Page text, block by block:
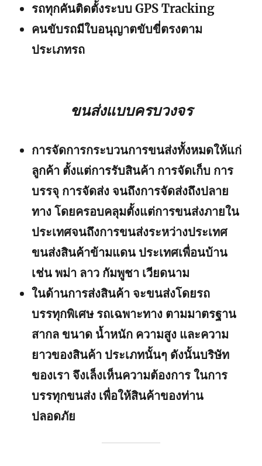
รถทุกคันติดตั้งระบบ GPS Tracking
คนขับรถมีใบอนุญาตขับขี่ตรงตาม
ประเภทรถ
ขนส่งแบบครบวงจร
การจัดการกระบวนการขนส่งทั้งหมดให้แก่
ลูกค้า ตั้งแต่การรับสินค้า การจัดเก็บ การ
บรรจุ การจัดส่ง จนถึงการจัดส่งถึงปลาย
ทาง โดยครอบคลุมตั้งแต่การขนส่งภายใน
ประเทศจนถึงการขนส่งระหว่างประเทศ
ขนส่งสินค้าข้ามแดน ประเทศเพื่อนบ้าน
เช่น พม่า ลาว กัมพูชา เวียดนาม
ในด้านการส่งสินค้า จะขนส่งโดยรถ
บรรทุกพิเศษ รถเฉพาะทาง ตามมาตรฐาน
สากล ขนาด น้ำหนัก ความสูง และความ
ยาวของสินค้า ประเภทนั้นๆ ดังนั้นบริษัท
ของเรา จึงเล็งเห็นความต้องการ ในการ
บรรทุกขนส่ง เพื่อให้สินค้าของท่าน
ปลอดภัย